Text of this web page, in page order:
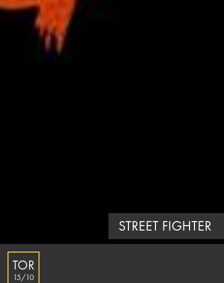
STREET FIGHTER
TOR
15/10